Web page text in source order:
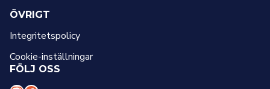
ÖVRIGT
Integritetspolicy
Cookie-inställningar
FÖLJ OSS